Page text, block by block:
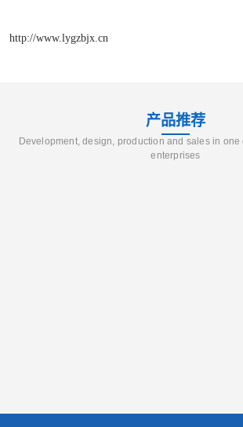
http://www.lygzbjx.cn
产品推荐
Development, design, production and sales in one
enterprises